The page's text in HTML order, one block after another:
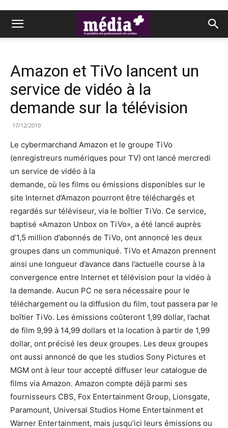
Amazon et TiVo lancent un
service de vidéo à la
demande sur la télévision
17/12/2010
Le cybermarchand Amazon et le groupe TiVo
(enregistreurs numériques pour TV) ont lancé mercredi
un service de vidéo à la
demande, où les films ou émissions disponibles sur le
site Internet d’Amazon pourront être téléchargés et
regardés sur téléviseur, via le boîtier TiVo. Ce service,
baptisé «Amazon Unbox on TiVo», a été lancé auprès
d’1,5 million d’abonnés de TiVo, ont annoncé les deux
groupes dans un communiqué. TiVo et Amazon prennent
ainsi une longueur d’avance dans l’actuelle course à la
convergence entre Internet et télévision pour la vidéo à
la demande. Aucun PC ne sera nécessaire pour le
téléchargement ou la diffusion du film, tout passera par le
boîtier TiVo. Les émissions coûteront 1,99 dollar, l’achat
de film 9,99 à 14,99 dollars et la location à partir de 1,99
dollar, ont précisé les deux groupes. Les deux groupes
ont aussi annoncé de que les studios Sony Pictures et
MGM ont à leur tour accepté diffuser leur catalogue de
films via Amazon. Amazon compte déjà parmi ses
fournisseurs CBS, Fox Entertainment Group, Lionsgate,
Paramount, Universal Studios Home Entertainment et
Warner Entertainment, mais jusqu’ici leurs émissions ou